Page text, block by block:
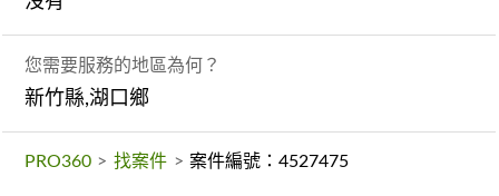
您需要服務的地區為何？
新竹縣,湖口鄉
PRO360 > 找案件 > 案件編號：4527475